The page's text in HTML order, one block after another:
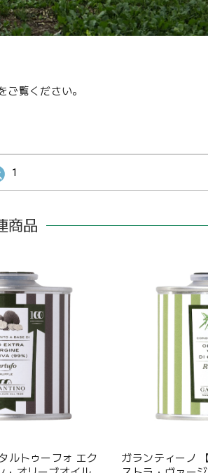
ご覧ください。
1
商品
ルトゥーフォ エク
ガランティーノ